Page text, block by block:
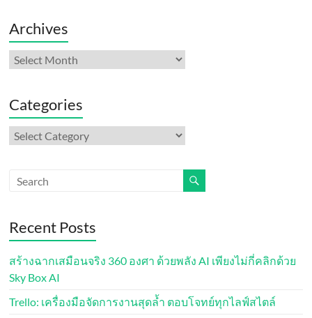
Archives
Archives
Categories
Categories
Recent Posts
สร้างฉากเสมือนจริง 360 องศา ด้วยพลัง AI เพียงไม่กี่คลิกด้วย
Sky Box AI
Trello: เครื่องมือจัดการงานสุดล้ำ ตอบโจทย์ทุกไลฟ์สไตล์